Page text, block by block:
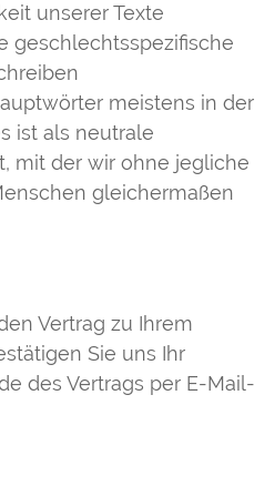
unserer Texte
geschlechtsspezifische
meistens in der
ist als neutrale
mit der wir ohne jegliche
gleichermaßen
Vertrag zu Ihrem
Sie uns Ihr
des Vertrags per E-Mail-